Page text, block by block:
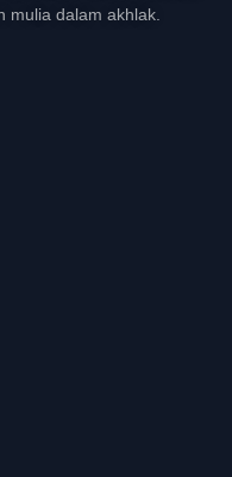
mulia dalam akhlak.